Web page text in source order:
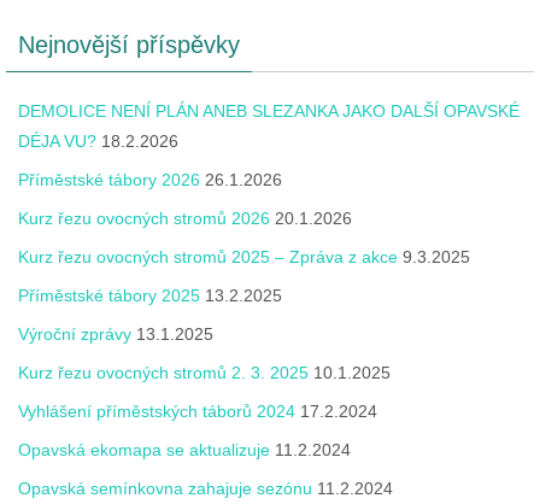
Nejnovější příspěvky
DEMOLICE NENÍ PLÁN ANEB SLEZANKA JAKO DALŠÍ OPAVSKÉ
DÉJA VU? 18.2.2026
Příměstské tábory 2026 26.1.2026
Kurz řezu ovocných stromů 2026 20.1.2026
Kurz řezu ovocných stromů 2025 – Zpráva z akce 9.3.2025
Příměstské tábory 2025 13.2.2025
Výroční zprávy 13.1.2025
Kurz řezu ovocných stromů 2. 3. 2025 10.1.2025
Vyhlášení příměstských táborů 2024 17.2.2024
Opavská ekomapa se aktualizuje 11.2.2024
Opavská semínkovna zahajuje sezónu 11.2.2024